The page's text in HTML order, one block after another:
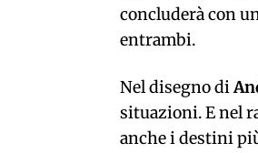
concluderà con
entrambi.
Nel disegno di
situazioni. E nel
anche i destini